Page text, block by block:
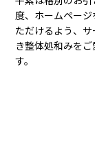
度、ホームペー
ただけるよう、
き整体処和みを
す。